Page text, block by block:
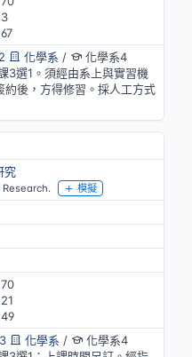
化學系 /
化學系4
3選1。須經由系上與實習機
約後，方得修習。採人工方式
究
模擬
70
化學系 /
化學系4